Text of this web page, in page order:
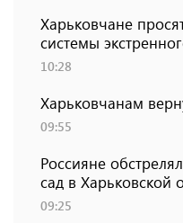
Харьковчане
системы
10:28
Харьковчанам
09:55
Россияне
сад в Харьковской
09:25